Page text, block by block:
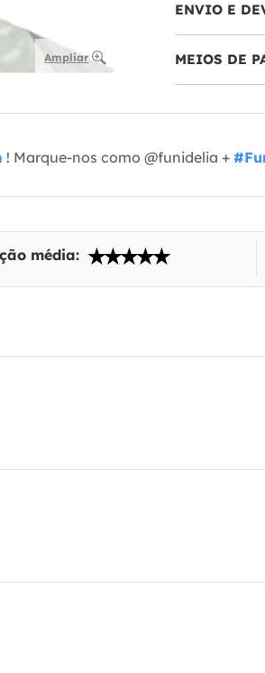
Ampliar
ENVIO E
MEIOS DE
! Marque-nos como @funidelia +
média: